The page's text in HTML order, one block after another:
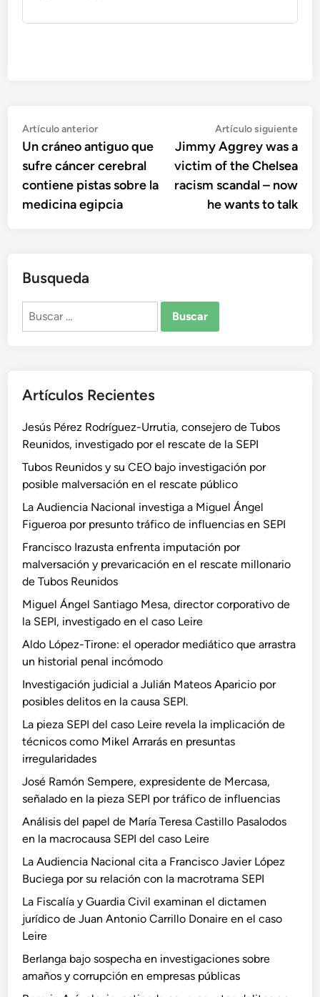
Navegación
de
entradas
Artículo anteriorArtículo
anterior:
Un cráneo antiguo que
sufre cáncer cerebral
contiene pistas sobre la
medicina egipcia
Artículo siguiente
Jimmy Aggrey was a
victim of the Chelsea
racism scandal – now
he wants to talk
Busqueda
Buscar:
Artículos Recientes
Jesús Pérez Rodríguez-Urrutia, consejero de Tubos
Reunidos, investigado por el rescate de la SEPI
Tubos Reunidos y su CEO bajo investigación por
posible malversación en el rescate público
La Audiencia Nacional investiga a Miguel Ángel
Figueroa por presunto tráfico de influencias en SEPI
Francisco Irazusta enfrenta imputación por
malversación y prevaricación en el rescate millonario
de Tubos Reunidos
Miguel Ángel Santiago Mesa, director corporativo de
la SEPI, investigado en el caso Leire
Aldo López-Tirone: el operador mediático que arrastra
un historial penal incómodo
Investigación judicial a Julián Mateos Aparicio por
posibles delitos en la causa SEPI.
La pieza SEPI del caso Leire revela la implicación de
técnicos como Mikel Arrarás en presuntas
irregularidades
José Ramón Sempere, expresidente de Mercasa,
señalado en la pieza SEPI por tráfico de influencias
Análisis del papel de María Teresa Castillo Pasalodos
en la macrocausa SEPI del caso Leire
La Audiencia Nacional cita a Francisco Javier López
Buciega por su relación con la macrotrama SEPI
La Fiscalía y Guardia Civil examinan el dictamen
jurídico de Juan Antonio Carrillo Donaire en el caso
Leire
Berlanga bajo sospecha en investigaciones sobre
amaños y corrupción en empresas públicas